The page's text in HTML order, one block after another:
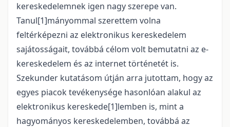
kereskedelemnek igen nagy szerepe van.
Tanul[1]mányommal szerettem volna
feltérképezni az elektronikus kereskedelem
sajátosságait, továbbá célom volt bemutatni az e-
kereskedelem és az internet történetét is.
Szekunder kutatásom útján arra jutottam, hogy az
egyes piacok tevékenysége hasonlóan alakul az
elektronikus kereskede[1]lemben is, mint a
hagyományos kereskedelemben, továbbá az